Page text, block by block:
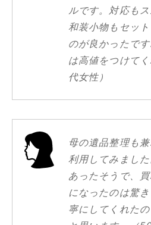
ルです。対応も
和装小物もセッ
のが良かったで
は高値をつけて
代女性）
母の遺品整理も
利用してみまし
あったそうで、
になったのは驚
寧にしてくれた